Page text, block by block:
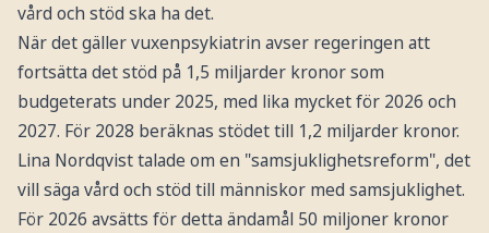
vård och stöd ska ha det.
När det gäller vuxenpsykiatrin avser regeringen att
fortsätta det stöd på 1,5 miljarder kronor som
budgeterats under 2025, med lika mycket för 2026 och
2027. För 2028 beräknas stödet till 1,2 miljarder kronor.
Lina Nordqvist talade om en "samsjuklighetsreform", det
vill säga vård och stöd till människor med samsjuklighet.
För 2026 avsätts för detta ändamål 50 miljoner kronor